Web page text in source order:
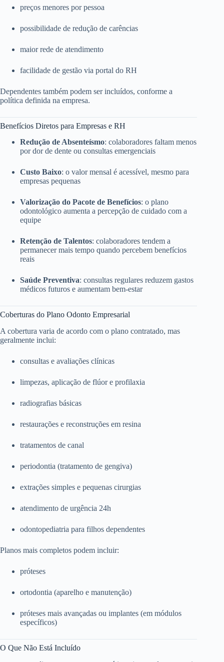
preços menores por pessoa
possibilidade de redução de carências
maior rede de atendimento
facilidade de gestão via portal do RH
Dependentes também podem ser incluídos, conforme a
política definida na empresa.
Benefícios Diretos para Empresas e RH
Redução de Absenteísmo: colaboradores faltam menos
por dor de dente ou consultas emergenciais
Custo Baixo: o valor mensal é acessível, mesmo para
empresas pequenas
Valorização do Pacote de Benefícios: o plano
odontológico aumenta a percepção de cuidado com a
equipe
Retenção de Talentos: colaboradores tendem a
permanecer mais tempo quando percebem benefícios
reais
Saúde Preventiva: consultas regulares reduzem gastos
médicos futuros e aumentam bem-estar
Coberturas do Plano Odonto Empresarial
A cobertura varia de acordo com o plano contratado, mas
geralmente inclui:
consultas e avaliações clínicas
limpezas, aplicação de flúor e profilaxia
radiografias básicas
restaurações e reconstruções em resina
tratamentos de canal
periodontia (tratamento de gengiva)
extrações simples e pequenas cirurgias
atendimento de urgência 24h
odontopediatria para filhos dependentes
Planos mais completos podem incluir:
próteses
ortodontia (aparelho e manutenção)
próteses mais avançadas ou implantes (em módulos
específicos)
O Que Não Está Incluído